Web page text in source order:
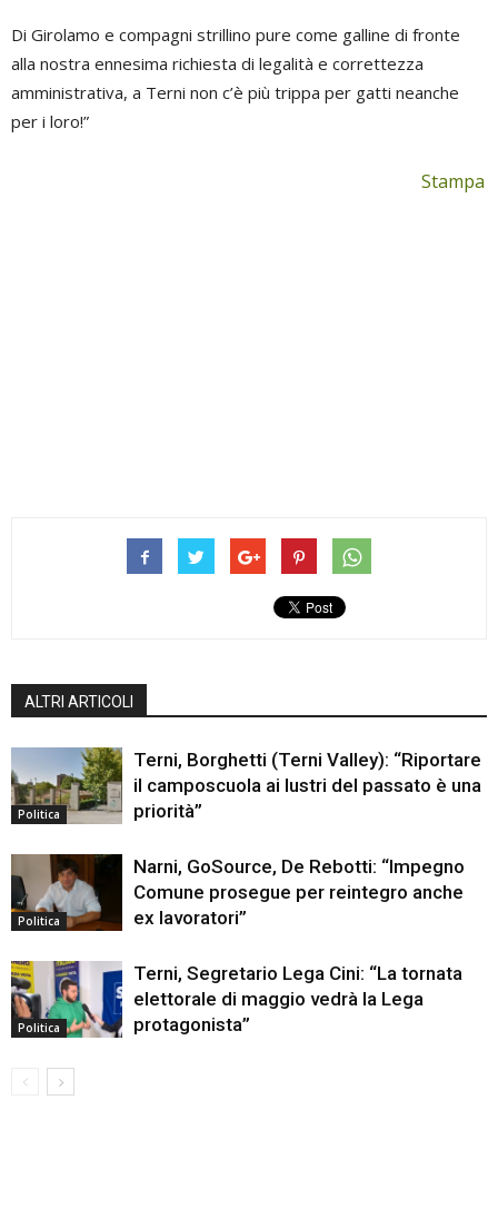
Di Girolamo e compagni strillino pure come galline di fronte
alla nostra ennesima richiesta di legalità e correttezza
amministrativa, a Terni non c’è più trippa per gatti neanche
per i loro!”
Stampa
ALTRI ARTICOLI
Politica
Terni, Borghetti (Terni Valley): “Riportare
il camposcuola ai lustri del passato è una
priorità”
Politica
Narni, GoSource, De Rebotti: “Impegno
Comune prosegue per reintegro anche
ex lavoratori”
Politica
Terni, Segretario Lega Cini: “La tornata
elettorale di maggio vedrà la Lega
protagonista”